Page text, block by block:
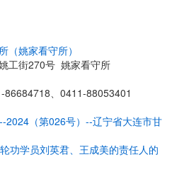
（姚家看守所）
工街270号 姚家看守所
86684718、0411-88053401
2024（第026号）--辽宁省大连市甘
功学员刘英君、王成美的责任人的